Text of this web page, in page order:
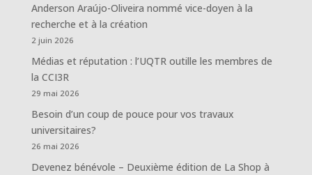
Anderson Araújo-Oliveira nommé vice-doyen à la
recherche et à la création
2 juin 2026
Médias et réputation : l’UQTR outille les membres de
la CCI3R
29 mai 2026
Besoin d’un coup de pouce pour vos travaux
universitaires?
26 mai 2026
Devenez bénévole – Deuxième édition de La Shop à